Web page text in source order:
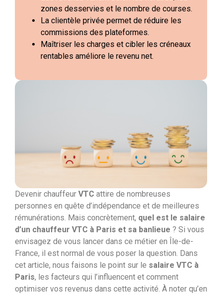
zones desservies et le nombre de courses.
La clientèle privée permet de réduire les
commissions des plateformes.
Maîtriser les charges et cibler les créneaux
rentables améliore le revenu net.
Devenir chauffeur VTC attire de nombreuses
personnes en quête d’indépendance et de meilleures
rémunérations. Mais concrètement, quel est le salaire
d’un chauffeur VTC à Paris et sa banlieue ? Si vous
envisagez de vous lancer dans ce métier en Île-de-
France, il est normal de vous poser la question. Dans
cet article, nous faisons le point sur le salaire VTC à
Paris, les facteurs qui l’influencent et comment
optimiser vos revenus dans cette activité. À noter qu’en